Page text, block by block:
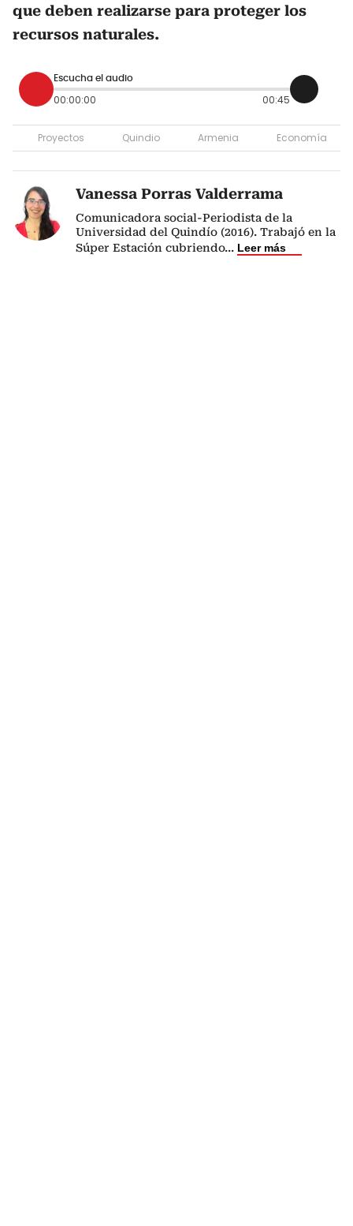
que deben realizarse para proteger los
recursos naturales.
Escucha el audio
00:00:00 00:45
Proyectos Quindio Armenia Economía
Vanessa Porras Valderrama
Comunicadora social-Periodista de la
Universidad del Quindío (2016). Trabajó en la
Súper Estación cubriendo... Leer más